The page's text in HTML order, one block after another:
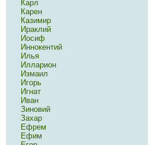
Карл
Карен
Казимир
Ираклий
Иосиф
Иннокентий
Илья
Илларион
Измаил
Игорь
Игнат
Иван
Зиновий
Захар
Ефрем
Ефим